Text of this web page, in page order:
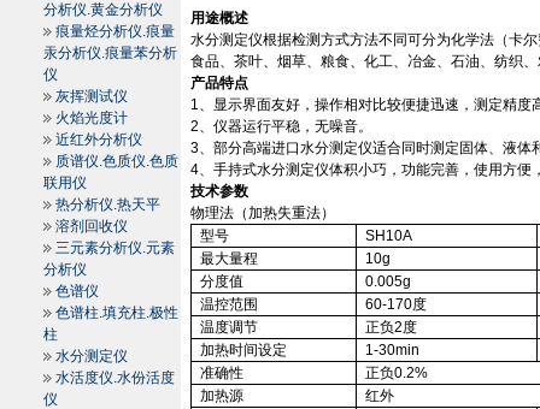
分析仪.黄金分析仪
痕量烃分析仪.痕量
汞分析仪.痕量苯分析
仪
灰挥测试仪
火焰光度计
近红外分析仪
质谱仪.色质仪.色质
联用仪
热分析仪.热天平
溶剂回收仪
三元素分析仪.元素
分析仪
色谱仪
色谱柱.填充柱.极性
柱
水分测定仪
水活度仪.水份活度
仪
用途概述
水分测定仪根据检测方式方法不同可分为化学法（卡
食品、茶叶、烟草、粮食、化工、冶金、石油、纺织
产品特点
1、显示界面友好，操作相对比较便捷迅速，测定精度
2、仪器运行平稳，无噪音。
3、部分高端进口水分测定仪适合同时测定固体、液体
4、手持式水分测定仪体积小巧，功能完善，使用方便
技术参数
物理法（加热失重法）
型号
SH 10A
最大量程
10g
分度值
0.005g
温控范围
60-170度
温度调节
正负2度
加热时间设定
1-30min
准确性
正负0.2%
加热源
红外